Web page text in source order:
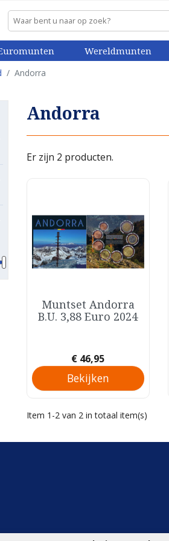
Wereldmunten
Andorra
Andorra
Er zijn 2 producten.
Snel bekijken
Muntset Andorra
B.U. 3,88 Euro 2024
Prijs
€ 46,95
Bekijken
Item 1-2 van 2 in totaal item(s)